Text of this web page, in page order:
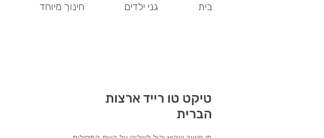
בית גני ילדים חינוך מיוחד
טיקט טו רייד ארצות
הברית